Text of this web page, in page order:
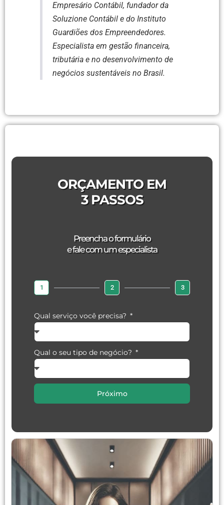
Empresário Contábil, fundador da
Soluzione Contábil e do Instituto
Guardiões dos Empreendedores.
Especialista em gestão financeira,
tributária e no desenvolvimento de
negócios sustentáveis no Brasil.
ORÇAMENTO EM
3 PASSOS
Preencha o formulário
e fale com um especialista
1 2 3
Qual serviço você precisa?
Qual o seu tipo de negócio?
Próximo